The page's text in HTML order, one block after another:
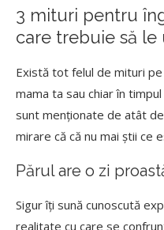
3 mituri pentru
care trebuie să le
Există tot felul de mituri
mama ta sau chiar în
sunt menționate de atât
mirare că că nu mai știi ce
Părul are o zi
Sigur îți sună cunoscută
realitate cu care se